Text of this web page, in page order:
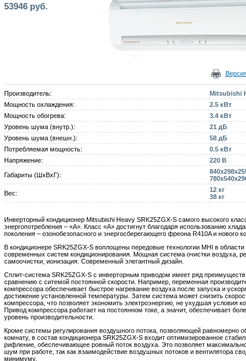
53946 руб.
Производитель:
Mitsubishi
Мощность охлаждения:
2.5 кВт
Мощность обогрева:
3.4 кВт
Уровень шума (внутр.):
21 дБ
Уровень шума (внешн.):
58 дБ
Потребляемая мощность:
0.5 кВт
Напряжение:
220 В
Габариты (ШxВxГ):
Вес:
12 кг
38 кг
Инверторный кондиционер Mitsubishi Heavy SRK25ZGX-S самого высокого
энергопотребления – «А». Класс «А» достигнут благодаря использованию
поколения – озонобезопасного и энергосберегающего фреона R410A и нового
В кондиционере SRK25ZGX-S воплощены передовые технологии MHI в области
современных систем кондиционирования. Мощная система очистки воздуха,
самоочистки, ионизация. Современный элегантный дизайн.
Сплит-система SRK25ZGX-S с инверторным приводом имеет ряд преимуществ
сравнению с ситемой постоянной скорости. Например, переменная
компрессора обеспечивает быстрое нагревание воздуха после запуска и
достижение установленной температуры. Затем система может снизить
компрессора, что позволяет экономить электроэнергию, не ухудшая условия
Привод компрессора работает на постоянном токе, а значит, обеспечивает
уровень производительности.
Кроме системы регулирования воздушного потока, позволяющей равномерно
комнату, в состав кондиционера SRK25ZGX-S входит оптимизированное
рифление, обеспечивающее ровный поток воздуха. Это позволяет
шум при работе, так как взаимодействие воздушных потоков и вентилятора
минимуму.